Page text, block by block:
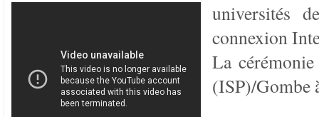
universités
connexion
La
(ISP)/Gombe